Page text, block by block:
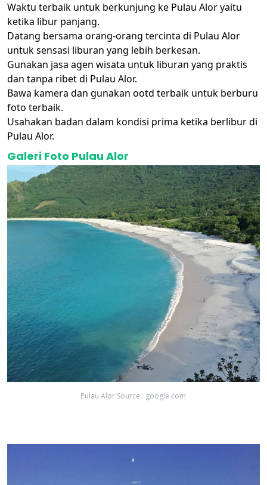
Waktu terbaik untuk berkunjung ke Pulau Alor yaitu
ketika libur panjang.
Datang bersama orang-orang tercinta di Pulau Alor
untuk sensasi liburan yang lebih berkesan.
Gunakan jasa agen wisata untuk liburan yang praktis
dan tanpa ribet di Pulau Alor.
Bawa kamera dan gunakan ootd terbaik untuk berburu
foto terbaik.
Usahakan badan dalam kondisi prima ketika berlibur di
Pulau Alor.
Galeri Foto Pulau Alor
Pulau Alor Source : google.com